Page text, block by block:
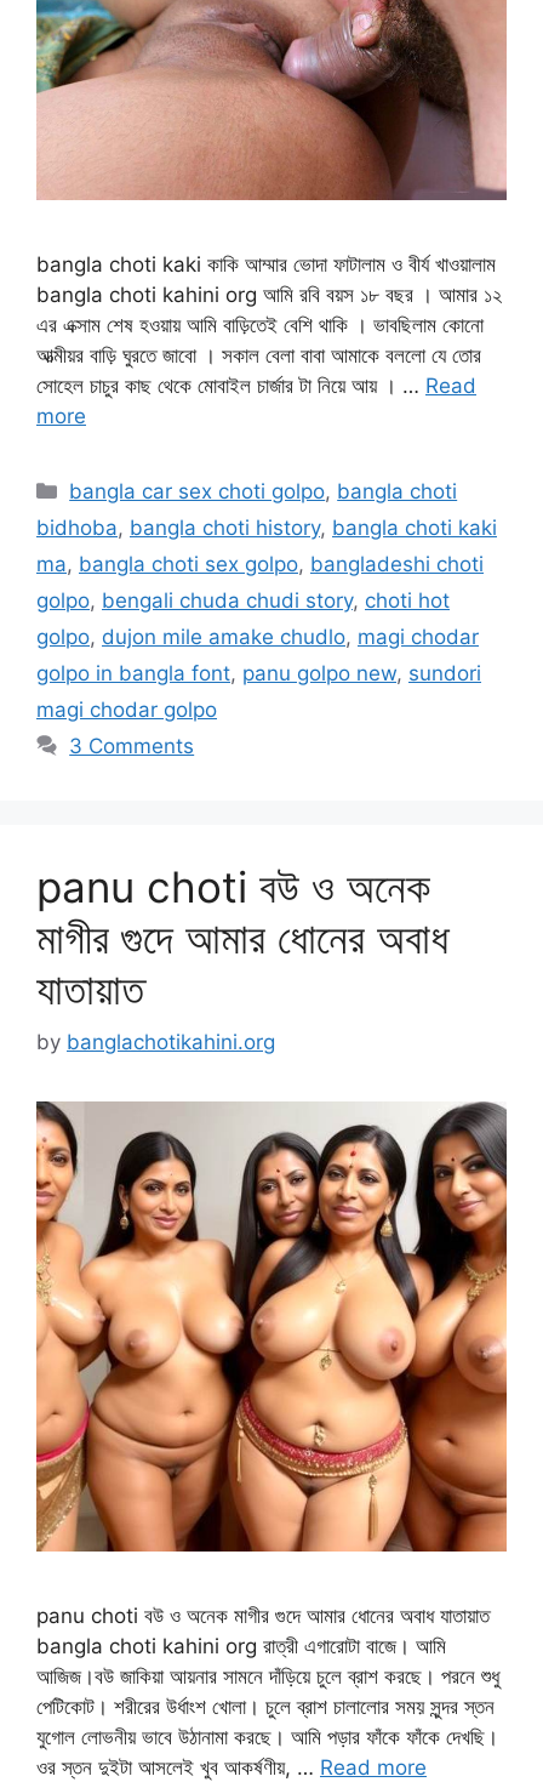
bangla choti kaki কাকি আম্মার ভোদা ফাটালাম ও বীর্য খাওয়ালাম
bangla choti kahini org আমি রবি বয়স ১৮ বছর । আমার ১২
এর এক্সাম শেষ হওয়ায় আমি বাড়িতেই বেশি থাকি । ভাবছিলাম কোনো
আত্মীয়র বাড়ি ঘুরতে জাবো । সকাল বেলা বাবা আমাকে বললো যে তোর
সোহেল চাচুর কাছ থেকে মোবাইল চার্জার টা নিয়ে আয় । … Read
more
Categories
bangla car sex choti golpo, bangla choti
bidhoba, bangla choti history, bangla choti kaki
ma, bangla choti sex golpo, bangladeshi choti
golpo, bengali chuda chudi story, choti hot
golpo, dujon mile amake chudlo, magi chodar
golpo in bangla font, panu golpo new, sundori
magi chodar golpo
3 Comments
panu choti বউ ও অনেক
মাগীর গুদে আমার ধোনের অবাধ
যাতায়াত
by banglachotikahini.org
panu choti বউ ও অনেক মাগীর গুদে আমার ধোনের অবাধ যাতায়াত
bangla choti kahini org রাত্রী এগারোটা বাজে। আমি
আজিজ।বউ জাকিয়া আয়নার সামনে দাঁড়িয়ে চুলে ব্রাশ করছে। পরনে শুধু
পেটিকোট। শরীরের উর্ধাংশ খোলা। চুলে ব্রাশ চালালোর সময় সুন্দর স্তন
যুগোল লোভনীয় ভাবে উঠানামা করছে। আমি পড়ার ফাঁকে ফাঁকে দেখছি।
ওর স্তন দুইটা আসলেই খুব আকর্ষণীয়, … Read more